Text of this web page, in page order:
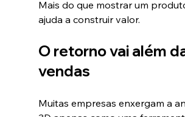
Mais do que mostrar um
ajuda a construir valor.
O retorno vai além
vendas
Muitas empresas enxergam a